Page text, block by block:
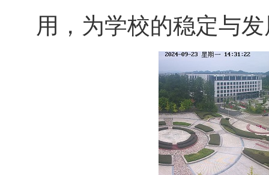
用，为学校的稳定与